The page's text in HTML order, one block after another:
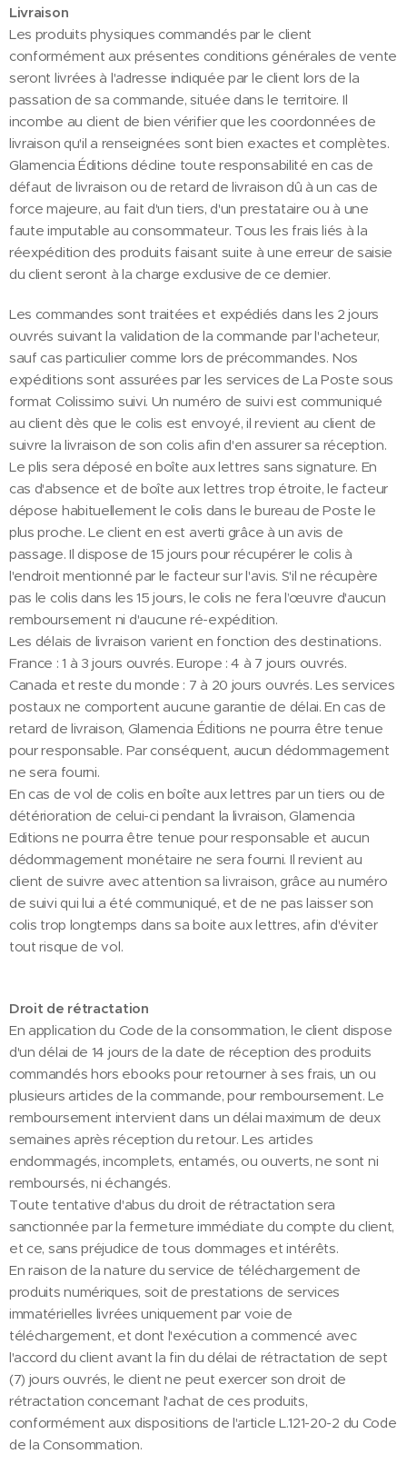
Livraison
Les produits physiques commandés par le client
conformément aux présentes conditions générales de vente
seront livrées à l'adresse indiquée par le client lors de la
passation de sa commande, située dans le territoire. Il
incombe au client de bien vérifier que les coordonnées de
livraison qu'il a renseignées sont bien exactes et complètes.
Glamencia Éditions décline toute responsabilité en cas de
défaut de livraison ou de retard de livraison dû à un cas de
force majeure, au fait d'un tiers, d'un prestataire ou à une
faute imputable au consommateur. Tous les frais liés à la
réexpédition des produits faisant suite à une erreur de saisie
du client seront à la charge exclusive de ce dernier.
Les commandes sont traitées et expédiés dans les 2 jours
ouvrés suivant la validation de la commande par l'acheteur,
sauf cas particulier comme lors de précommandes. Nos
expéditions sont assurées par les services de La Poste sous
format Colissimo suivi. Un numéro de suivi est communiqué
au client dès que le colis est envoyé, il revient au client de
suivre la livraison de son colis afin d'en assurer sa réception.
Le plis sera déposé en boîte aux lettres sans signature. En
cas d'absence et de boîte aux lettres trop étroite, le facteur
dépose habituellement le colis dans le bureau de Poste le
plus proche. Le client en est averti grâce à un avis de
passage. Il dispose de 15 jours pour récupérer le colis à
l'endroit mentionné par le facteur sur l'avis. S'il ne récupère
pas le colis dans les 15 jours, le colis ne fera l’œuvre d'aucun
remboursement ni d'aucune ré-expédition.
Les délais de livraison varient en fonction des destinations.
France : 1 à 3 jours ouvrés. Europe : 4 à 7 jours ouvrés.
Canada et reste du monde : 7 à 20 jours ouvrés. Les services
postaux ne comportent aucune garantie de délai. En cas de
retard de livraison, Glamencia Éditions ne pourra être tenue
pour responsable. Par conséquent, aucun dédommagement
ne sera fourni.
En cas de vol de colis en boîte aux lettres par un tiers ou de
détérioration de celui-ci pendant la livraison, Glamencia
Editions ne pourra être tenue pour responsable et aucun
dédommagement monétaire ne sera fourni. Il revient au
client de suivre avec attention sa livraison, grâce au numéro
de suivi qui lui a été communiqué, et de ne pas laisser son
colis trop longtemps dans sa boite aux lettres, afin d'éviter
tout risque de vol.
Droit de rétractation
En application du Code de la consommation, le client dispose
d'un délai de 14 jours de la date de réception des produits
commandés hors ebooks pour retourner à ses frais, un ou
plusieurs articles de la commande, pour remboursement. Le
remboursement intervient dans un délai maximum de deux
semaines après réception du retour. Les articles
endommagés, incomplets, entamés, ou ouverts, ne sont ni
remboursés, ni échangés.
Toute tentative d'abus du droit de rétractation sera
sanctionnée par la fermeture immédiate du compte du client,
et ce, sans préjudice de tous dommages et intérêts.
En raison de la nature du service de téléchargement de
produits numériques, soit de prestations de services
immatérielles livrées uniquement par voie de
téléchargement, et dont l'exécution a commencé avec
l'accord du client avant la fin du délai de rétractation de sept
(7) jours ouvrés, le client ne peut exercer son droit de
rétractation concernant l'achat de ces produits,
conformément aux dispositions de l'article L.121-20-2 du Code
de la Consommation.